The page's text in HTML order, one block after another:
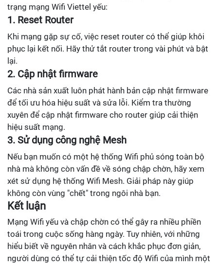
trạng mạng Wifi Viettel yếu:
1. Reset Router
Khi mạng gặp sự cố, việc reset router có thể giúp khôi
phục lại kết nối. Hãy thử tắt router trong vài phút và bật
lại.
2. Cập nhật firmware
Các nhà sản xuất luôn phát hành bản cập nhật firmware
để tối ưu hóa hiệu suất và sửa lỗi. Kiểm tra thường
xuyên để cập nhật firmware cho router giúp cải thiện
hiệu suất mạng.
3. Sử dụng công nghệ Mesh
Nếu bạn muốn có một hệ thống Wifi phủ sóng toàn bộ
nhà mà không còn vấn đề về sóng chập chờn, hãy xem
xét sử dụng hệ thống Wifi Mesh. Giải pháp này giúp
không còn vùng "chết" trong ngôi nhà bạn.
Kết luận
Mạng Wifi yếu và chập chờn có thể gây ra nhiều phiền
toái trong cuộc sống hàng ngày. Tuy nhiên, với những
hiểu biết về nguyên nhân và cách khắc phục đơn giản,
người dùng có thể tự cải thiện tốc độ Wifi của mình một